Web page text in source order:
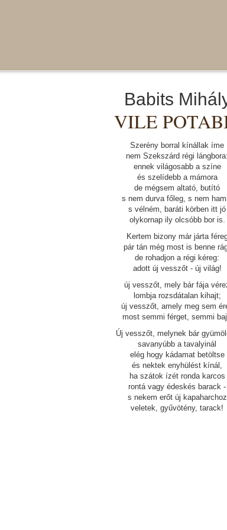
Babits
VILE
Szerény borral kínállak íme
nem Szekszárd régi lángbora:
ennek világosabb a színe
és szelídebb a mámora
de mégsem altató, butító
s nem durva főleg, s nem
s vélném, baráti körben itt jó
olykornap ily olcsóbb bor is.
Kertem bizony már járta
pár tán még most is benne
de rohadjon a régi kéreg:
adott új vesszőt - új világ!
új vesszőt, mely bár fája
lombja rozsdátalan kihajt;
új vesszőt, amely meg sem
most semmi férget, semmi
Új vesszőt, melynek bár
savanyúbb a tavalyinál
elég hogy kádamat betöltse
és nektek enyhülést kínál,
ha szátok ízét ronda karcos
rontá vagy édeskés barack -
s nekem erőt új kapaharchoz
veletek, gyűvötény, tarack!